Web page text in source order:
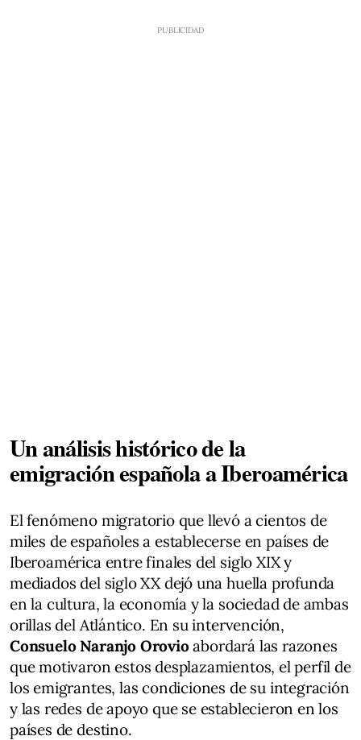
Un análisis histórico de la
emigración española a Iberoamérica
El fenómeno migratorio que llevó a cientos de
miles de españoles a establecerse en países de
Iberoamérica entre finales del siglo XIX y
mediados del siglo XX dejó una huella profunda
en la cultura, la economía y la sociedad de ambas
orillas del Atlántico. En su intervención,
Consuelo Naranjo Orovioabordará las razones
que motivaron estos desplazamientos, el perfil de
los emigrantes, las condiciones de su integración
y las redes de apoyo que se establecieron en los
países de destino.